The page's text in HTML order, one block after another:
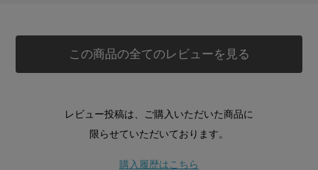
この商品の全てのレビューを見る
レビュー投稿は、ご購入いただいた商品に
限らせていただいております。
購入履歴はこちら